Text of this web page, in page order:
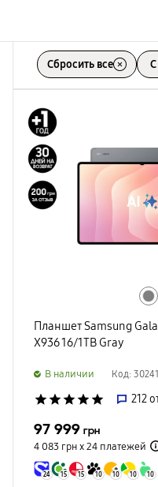
Сбросить все
Планшет Samsung
X936 16/1TB Gray
B наличии Код:
star star star star star 212
97 999 грн
4 083 грн х 24 платежей
24 15 15 10 10 10 10